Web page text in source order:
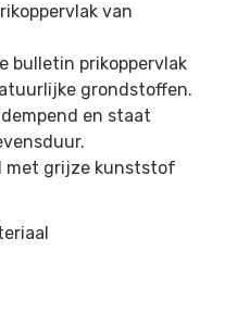
van
bulletin prikoppervlak
grondstoffen.
en staat
met grijze kunststof